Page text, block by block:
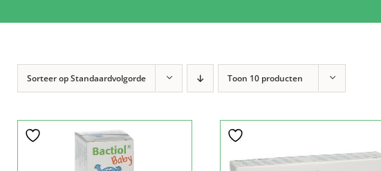
Sorteer opStandaardvolgorde Toon 10 producten